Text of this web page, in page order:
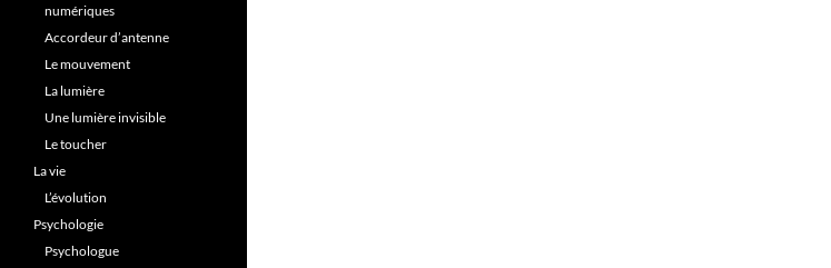
numériques
Accordeur d’antenne
Le mouvement
La lumière
Une lumière invisible
Le toucher
La vie
L’évolution
Psychologie
Psychologue